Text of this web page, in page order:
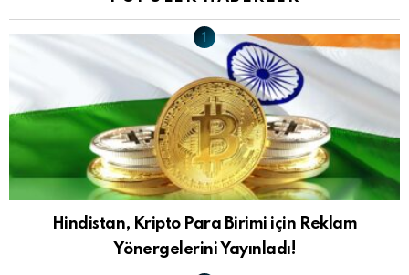
Hindistan, Kripto Para Birimi için Reklam
Yönergelerini Yayınladı!